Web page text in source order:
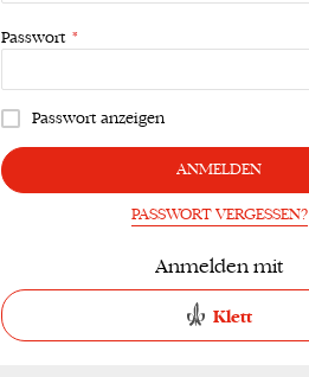
Passwort
Passwort anzeigen
ANMELDEN
PASSWORT VERGESSEN?
Anmelden mit
Klett